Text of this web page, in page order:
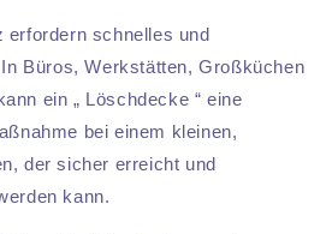
erfordern schnelles und
Büros, Werkstätten, Großküchen
ein „ Löschdecke “ eine
bei einem kleinen,
der sicher erreicht und
kann.